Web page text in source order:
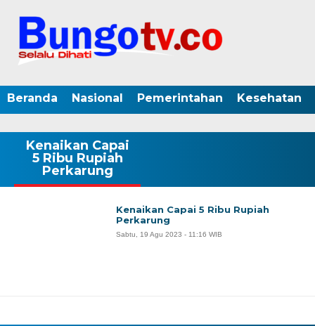
Beranda Nasional Pemerintahan Kesehatan
Kenaikan Capai
5 Ribu Rupiah
Perkarung
Kenaikan Capai 5 Ribu Rupiah
Perkarung
Sabtu, 19 Agu 2023 - 11:16 WIB